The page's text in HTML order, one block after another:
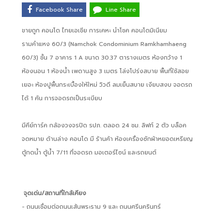
Facebook Share
Line Share
ขายถูก คอนโด ไทยเอเชีย การเคหะ นำโชค คอนโดมิเนียม
รามคำแหง 60/3 (Namchok Condominium Ramkhamhaeng
60/3) ชั้น 7 อาคาร 1 A ขนาด 30.37 ตารางเมตร ห้องกว้าง 1
ห้องนอน 1 ห้องน้ำ เพดานสูง 3 เมตร โล่งโปร่งสบาย พื้นที่ใช้สอย
เยอะ ห้องปูพื้นกระเบื้องให้ใหม่ วิวดี ลมเย็นสบาย เงียบสงบ จอดรถ
ได้ 1 คัน การจอดรถเป็นระเบียบ
มีคีย์การ์ค กล้องวงจรปิด รปภ. ตลอด 24 ชม. ลิฟท์ 2 ตัว บล็อค
จดหมาย ด้านล่าง คอนโด มี ร้านค้า ห้องเครื่องซักผ้าหยอดเหรียญ
ตู้กดน้ำ ตู้น้ำ 7/11 ที่จอดรถ มอเตอร์ไซน์ และรถยนต์
จุดเด่น/สถานที่ใกล้เคียง
- ถนนเชื่อมต่อถนนเส้นพระราม 9 และ ถนนศรีนครินทร์